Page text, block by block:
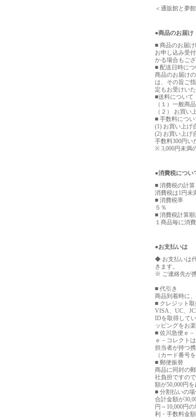
＜通販館と夢
●商品のお届け
■ 商品のお届け
お申し込み受
かる場合もござ
■ 配送日時につ
商品のお届け
は、その旨ご
定もお受けい
■送料について
（１）一般商
（２） お買い
■ 手数料につい
(1) お買い上げ
(2) お買い上げ
手数料300円い
※ 3,000円未満
●消費税につい
■ 消費税の計算
消費税は1円未
■ 消費税率
５％
■ 消費税計算
１商品毎に消費
●お支払いは
◆ お支払いは
きます。
※ ご連絡先が
■ 代引き
商品到着時に
■ クレジット
VISA、UC、
IDを取得して
ッピングをお
■ 佐川急便ｅ－
ｅ－コレクト
担当者が持つ
（カード番号
■ 郵便振替
商品に同封の
社負担ですの
額が50,000円
■ 分割払いの場
合計金額が
円～10,000円
利・手数料金